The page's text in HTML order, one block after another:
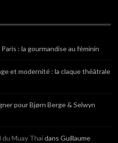
: la gourmandise au féminin
et modernité : la claque théâtrale
pour Bjørn Berge & Selwyn
du Muay Thaïdans Guillaume